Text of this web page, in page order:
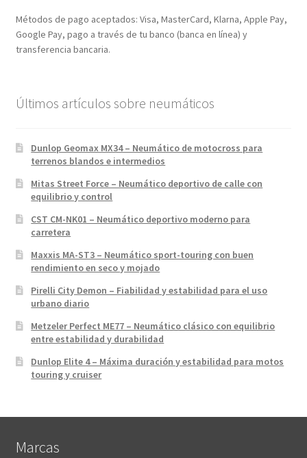
Métodos de pago aceptados: Visa, MasterCard, Klarna, Apple Pay,
Google Pay, pago a través de tu banco (banca en línea) y
transferencia bancaria.
Últimos artículos sobre neumáticos
Dunlop Geomax MX34 – Neumático de motocross para
terrenos blandos e intermedios
Mitas Street Force – Neumático deportivo de calle con
equilibrio y control
CST CM-NK01 – Neumático deportivo moderno para
carretera
Maxxis MA-ST3 – Neumático sport-touring con buen
rendimiento en seco y mojado
Pirelli City Demon – Fiabilidad y estabilidad para el uso
urbano diario
Metzeler Perfect ME77 – Neumático clásico con equilibrio
entre estabilidad y durabilidad
Dunlop Elite 4 – Máxima duración y estabilidad para motos
touring y cruiser
Marcas